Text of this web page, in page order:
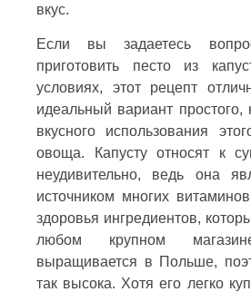
вкус.
Если вы задаетесь
приготовить песто из
условиях, этот рецепт
идеальный вариант
вкусного использования
овоща. Капусту относят к
неудивительно, ведь она
источником многих
здоровья ингредиентов,
любом крупном
выращивается в Польше,
так высока. Хотя его легко